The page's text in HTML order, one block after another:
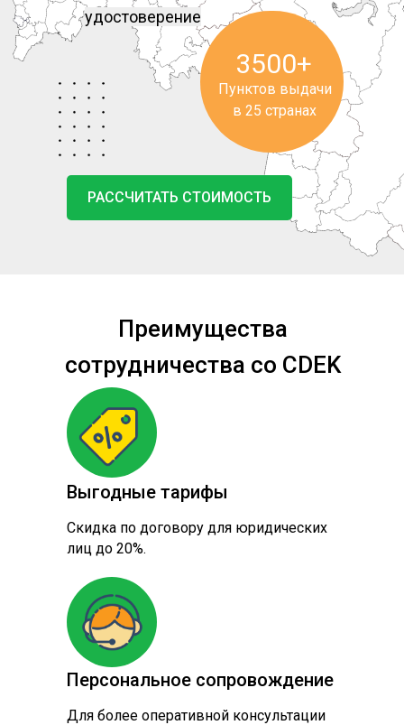
удостоверение
РАССЧИТАТЬ СТОИМОСТЬ
3500+
Пунктов выдачи
в 25 странах
Для более оперативной консультации
Персональное сопровождение
Скидка по договору для юридических
лиц до 20%.
Выгодные тарифы
Преимущества
сотрудничества со CDEK